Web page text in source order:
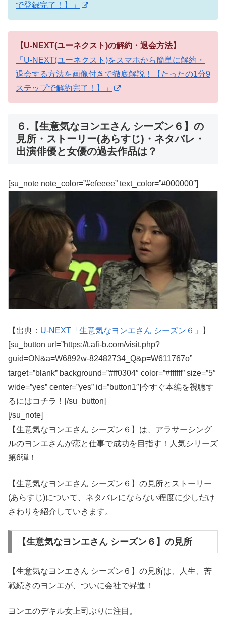
で登録完了！】」
【U-NEXT(ユーネクスト)の解約・退会方法】
「U-NEXT(ユーネクスト)をスマホから簡単に解約・
退会する方法を画像付きで徹底解説！【たったの1分9
ステップで解約完了！】」
６.【生意気なヨンエさん シーズン６】の
見所・ストーリー(あらすじ)・ネタバレ・
出演俳優と女優の過去作品は？
[su_note note_color=”#efeeee” text_color=”#000000″]
【出典： U-NEXT「生意気なヨンエさん シーズン６」
】
[su_button url=”https://t.afi-b.com/visit.php?
guid=ON&a=W6892w-82482734_Q&p=W611767o”
target=”blank” background=”#ff0304″ color=”#ffffff” size=”5″
wide=”yes” center=”yes” id=”button1″]今すぐ本編を視聴す
るにはコチラ！[/su_button]
[/su_note]
【生意気なヨンエさん シーズン６】は、アラサーシング
ルのヨンエさんが恋と仕事で成功を目指す！人気シリーズ
第6弾！
【生意気なヨンエさん シーズン６】の見所とストーリー
(あらすじ)について、ネタバレにならない程度に少しだけ
さわりを紹介していきます。
【生意気なヨンエさん シーズン６】の見所
【生意気なヨンエさん シーズン６】の見所は、人生、苦
戦続きのヨンエが、ついに会社で昇進！
ヨンエのデキル女上司ぶりに注目。